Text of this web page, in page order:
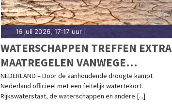
16 juli 2026, 17:17 uur|
WATERSCHAPPEN TREFFEN EXTRA
MAATREGELEN VANWEGE
AANHOUDENDE DROOGTE
NEDERLAND – Door de aanhoudende droogte kampt
Nederland officieel met een feitelijk watertekort.
Rijkswaterstaat, de waterschappen en andere [...]